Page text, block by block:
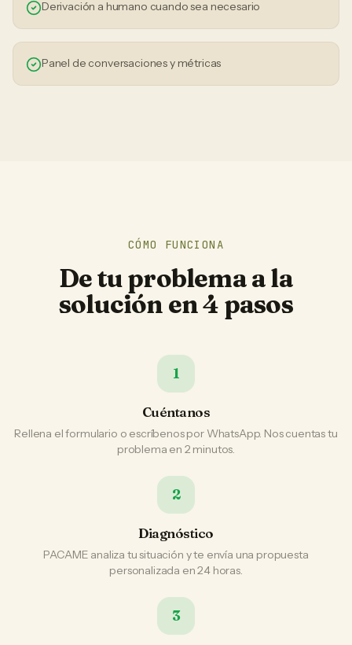
Derivación a humano cuando sea necesario
Panel de conversaciones y métricas
CÓMO FUNCIONA
De tu problema a la
solución en 4 pasos
1
Cuéntanos
Rellena el formulario o escríbenos por WhatsApp. Nos cuentas tu
problema en 2 minutos.
2
Diagnóstico
PACAME analiza tu situación y te envía una propuesta
personalizada en 24 horas.
3